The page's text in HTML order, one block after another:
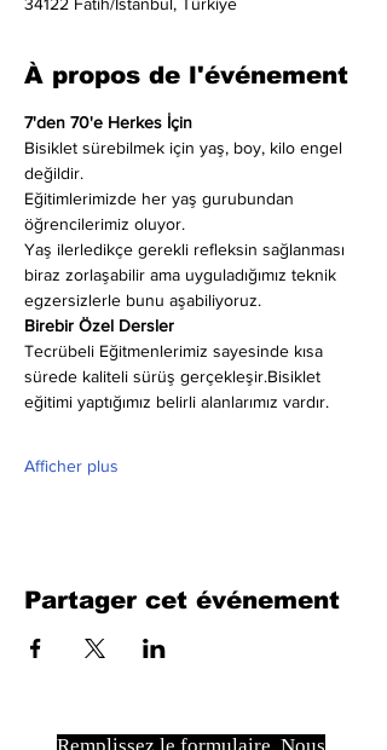
À propos de l'événement
7'den 70'e Herkes İçin
Bisiklet sürebilmek için yaş, boy, kilo engel
değildir.
Eğitimlerimizde her yaş gurubundan
öğrencilerimiz oluyor.
Yaş ilerledikçe gerekli refleksin sağlanması
biraz zorlaşabilir ama uyguladığımız teknik
egzersizlerle bunu aşabiliyoruz.
Birebir Özel Dersler
Tecrübeli Eğitmenlerimiz sayesinde kısa
sürede kaliteli sürüş gerçekleşir.Bisiklet
eğitimi yaptığımız belirli alanlarımız vardır.
Afficher plus
Partager cet événement